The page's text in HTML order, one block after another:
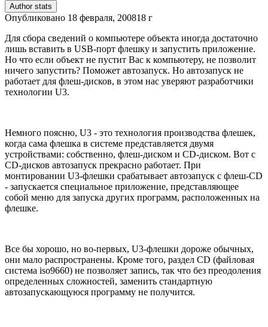
Author stats
Опубликовано 18 февраля, 200818 г
Для сбора сведений о компьютере объекта иногда достаточно
лишь вставить в USB-порт флешку и запустить приложение.
Но что если объект не пустит Вас к компьютеру, не позволит
ничего запустить? Поможет автозапуск. Но автозапуск не
работает для флеш-дисков, в этом нас уверяют разработчики
технологии U3.
Немного поясню, U3 - это технология производства флешек,
когда сама флешка в системе представляется двумя
устройствами: собственно, флеш-диском и CD-диском. Вот с
CD-дисков автозапуск прекрасно работает. При
монтировании U3-флешки срабатывает автозапуск с флеш-CD
- запускается специальное приложение, представляющее
собой меню для запуска других программ, расположенных на
флешке.
Все бы хорошо, но во-первых, U3-флешки дороже обычных,
они мало распространены. Кроме того, раздел CD (файловая
система iso9660) не позволяет запись, так что без преодоления
определенных сложностей, заменить стандартную
автозапускающуюся программу не получится.